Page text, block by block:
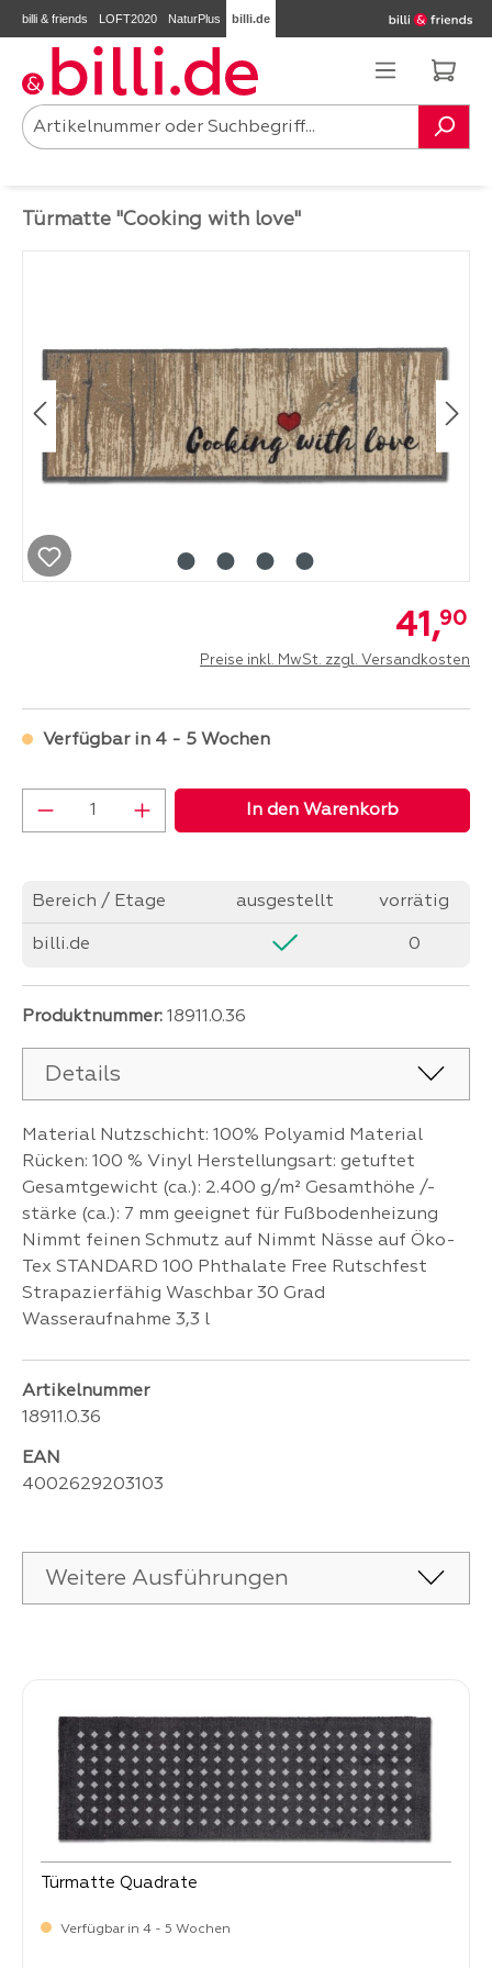
Zum Hauptinhalt springen
billi & friends LOFT2020 NaturPlus billi.de
Türmatte "Cooking with love"
41,90
Preise inkl. MwSt. zzgl. Versandkosten
Verfügbar in 4 - 5 Wochen
Produkt Anzahl: Gib den gewünschten
In den Warenkorb
Bereich / Etage ausgestellt vorrätig
billi.de 0
Produktnummer: 18911.0.36
Details
Material Nutzschicht: 100% Polyamid Material
Rücken: 100 % Vinyl Herstellungsart: getuftet
Gesamtgewicht (ca.): 2.400 g/m² Gesamthöhe /-
stärke (ca.): 7 mm geeignet für Fußbodenheizung
Nimmt feinen Schmutz auf Nimmt Nässe auf Öko-
Tex STANDARD 100 Phthalate Free Rutschfest
Strapazierfähig Waschbar 30 Grad
Wasseraufnahme 3,3 l
Artikelnummer
18911.0.36
EAN
4002629203103
Weitere Ausführungen
Türmatte Quadrate
Verfügbar in 4 - 5 Wochen